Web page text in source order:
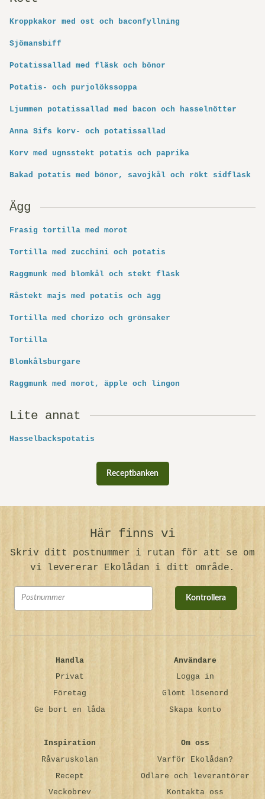
Kroppkakor med ost och baconfyllning
Sjömansbiff
Potatissallad med fläsk och bönor
Potatis- och purjolökssoppa
Ljummen potatissallad med bacon och hasselnötter
Anna Sifs korv- och potatissallad
Korv med ugnsstekt potatis och paprika
Bakad potatis med bönor, savojkål och rökt sidfläsk
Ägg
Frasig tortilla med morot
Tortilla med zucchini och potatis
Raggmunk med blomkål och stekt fläsk
Råstekt majs med potatis och ägg
Tortilla med chorizo och grönsaker
Tortilla
Blomkålsburgare
Raggmunk med morot, äpple och lingon
Lite annat
Hasselbackspotatis
Receptbanken
Här finns vi
Skriv ditt postnummer i rutan för att se om
vi levererar Ekolådan i ditt område.
Kontrollera
Handla
Privat
Företag
Ge bort en låda
Användare
Logga in
Glömt lösenord
Skapa konto
Inspiration
Råvaruskolan
Recept
Veckobrev
Om oss
Varför Ekolådan?
Odlare och leverantörer
Kontakta oss